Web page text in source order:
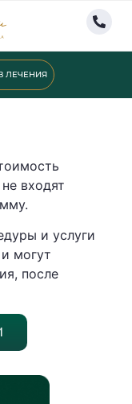
ЛЕЧЕНИЯ
входят
и услуги
могут
после